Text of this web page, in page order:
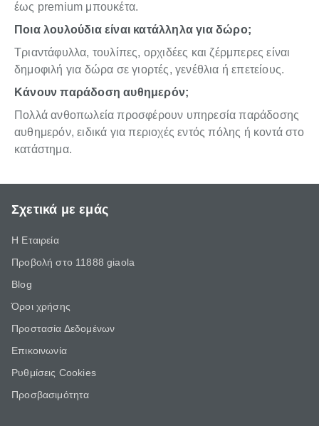
έως premium μπουκέτα.
Ποια λουλούδια είναι κατάλληλα για δώρο;
Τριαντάφυλλα, τουλίπες, ορχιδέες και ζέρμπερες είναι
δημοφιλή για δώρα σε γιορτές, γενέθλια ή επετείους.
Κάνουν παράδοση αυθημερόν;
Πολλά ανθοπωλεία προσφέρουν υπηρεσία παράδοσης
αυθημερόν, ειδικά για περιοχές εντός πόλης ή κοντά στο
κατάστημα.
Σχετικά με εμάς
Η Εταιρεία
Προβολή στο 11888 giaola
Blog
Όροι χρήσης
Προστασία Δεδομένων
Επικοινωνία
Ρυθμίσεις Cookies
Προσβασιμότητα